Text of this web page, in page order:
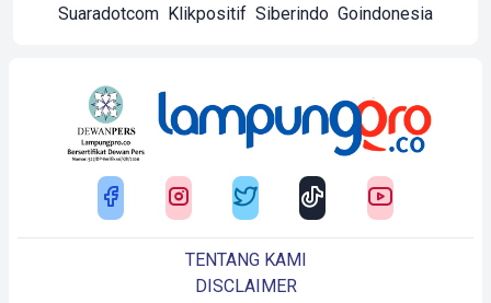
Suaradotcom Klikpositif Siberindo Goindonesia
TENTANG KAMI
DISCLAIMER